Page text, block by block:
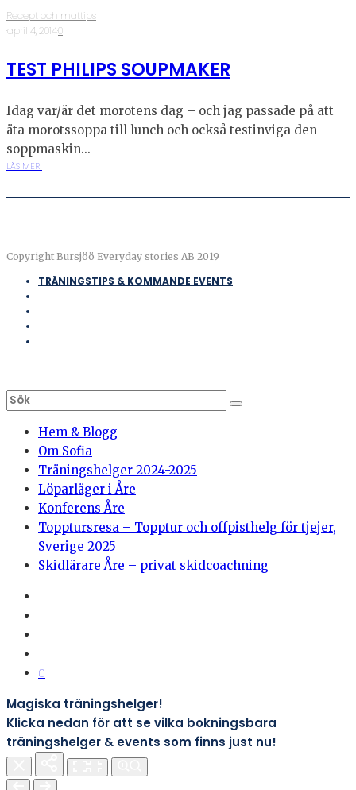
Recept och mattips
·april 4, 2014·0
TEST PHILIPS SOUPMAKER
Idag var/är det morotens dag – och jag passade på att
äta morotssoppa till lunch och också testinviga den
soppmaskin...
LÄS MER!
Copyright Bursjöö Everyday stories AB 2019
TRÄNINGSTIPS & KOMMANDE EVENTS
Hem & Blogg
Om Sofia
Träningshelger 2024-2025
Löparläger i Åre
Konferens Åre
Topptursresa – Topptur och offpisthelg för tjejer,
Sverige 2025
Skidlärare Åre – privat skidcoachning
0
Magiska träningshelger!
Klicka nedan för att se vilka bokningsbara
träningshelger & events som finns just nu!